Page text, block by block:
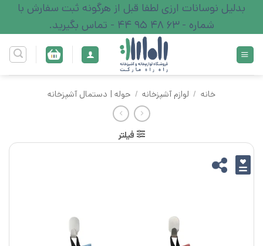
content
بدلیل نوسانات ارزی لطفا قبل از هرگونه ثبت سفارش با
شماره - 63 48 95 44 - تماس بگیرید.
خانه / لوازم آشپزخانه / حوله | دستمال آشپزخانه
فیلتر